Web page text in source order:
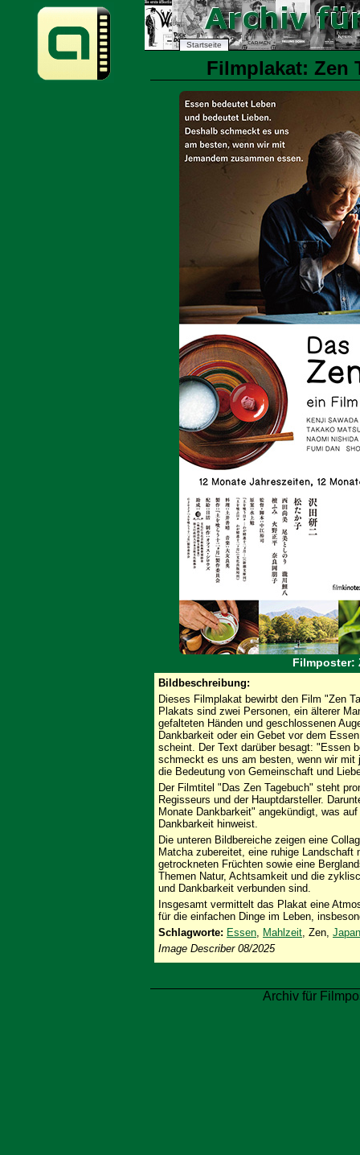
Startseite
Filmplakat: Zen
Filmposter:
Bildbeschreibung:
Dieses Filmplakat bewirbt den Film "Zen
Plakats sind zwei Personen, ein älterer
gefalteten Händen und geschlossenen
Dankbarkeit oder ein Gebet vor dem
scheint. Der Text darüber besagt: "Essen
schmeckt es uns am besten, wenn wir
die Bedeutung von Gemeinschaft und
Der Filmtitel "Das Zen Tagebuch" steht
Regisseurs und der Hauptdarsteller.
Monate Dankbarkeit" angekündigt, was
Dankbarkeit hinweist.
Die unteren Bildbereiche zeigen eine
Matcha zubereitet, eine ruhige
getrockneten Früchten sowie eine
Themen Natur, Achtsamkeit und die
und Dankbarkeit verbunden sind.
Insgesamt vermittelt das Plakat eine
für die einfachen Dinge im Leben,
Schlagworte: Essen, Mahlzeit, Zen, Japan
Image Describer 08/2025
Archiv für